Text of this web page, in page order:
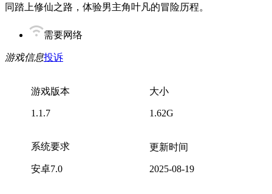
同踏上修仙之路，体验男主角叶凡的冒险历程。
需要网络
游戏信息投诉
游戏版本
1.1.7
大小
1.62G
系统要求
安卓7.0
更新时间
2025-08-19